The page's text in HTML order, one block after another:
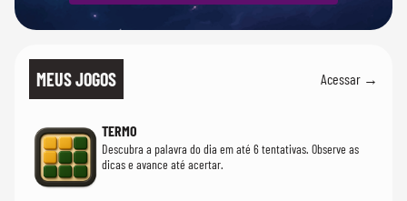
MEUS JOGOS Acessar →
TERMO
Descubra a palavra do dia em até 6 tentativas. Observe as
dicas e avance até acertar.